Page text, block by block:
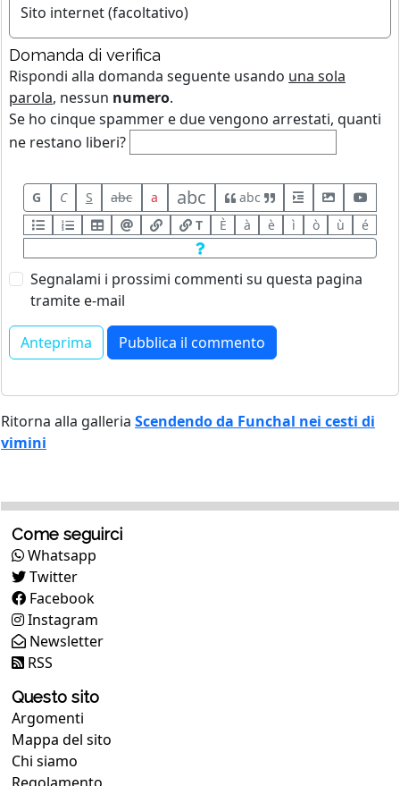
Sito internet (facoltativo)
Domanda di verifica
Rispondi alla domanda seguente usando una sola
parola, nessun numero.
Se ho cinque spammer e due vengono arrestati, quanti
ne restano liberi?
G C S abc a abc
abc
T
È à è ì ò ù é
Segnalami i prossimi commenti su questa pagina
tramite e-mail
Ritorna alla galleria Scendendo da Funchal nei cesti di
vimini
Come seguirci
Whatsapp
Twitter
Facebook
Instagram
Newsletter
RSS
Questo sito
Argomenti
Mappa del sito
Chi siamo